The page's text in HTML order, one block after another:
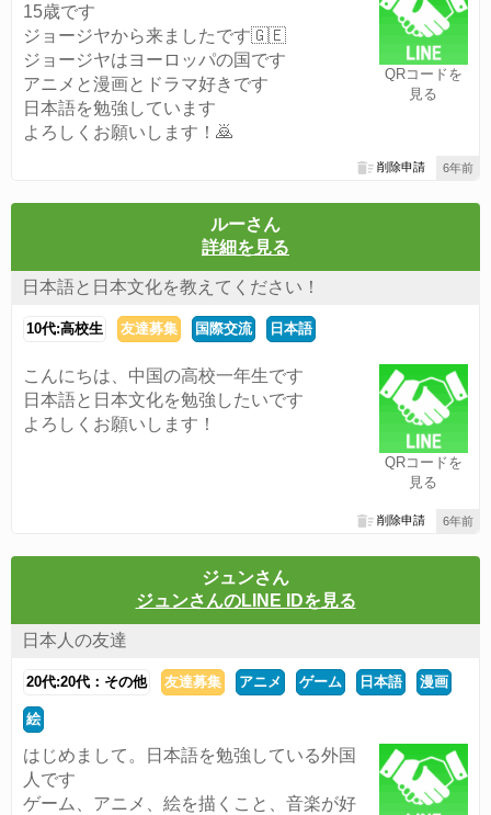
QRコードを
見る
15歳です
ジョージヤから来ましたです🇬🇪
ジョージヤはヨーロッパの国です
アニメと漫画とドラマ好きです
日本語を勉強しています
よろしくお願いします！🙇
6年前
削除申請
ルーさん
詳細を見る
日本語と日本文化を教えてください！
10代:高校生 友達募集 国際交流 日本語
QRコードを
見る
こんにちは、中国の高校一年生です
日本語と日本文化を勉強したいです
よろしくお願いします！
6年前
削除申請
ジュンさん
ジュンさんのLINE IDを見る
日本人の友達
20代:20代：その他 友達募集 アニメ ゲーム 日本語 漫画
絵
はじめまして。日本語を勉強している外国
人です
ゲーム、アニメ、絵を描くこと、音楽が好